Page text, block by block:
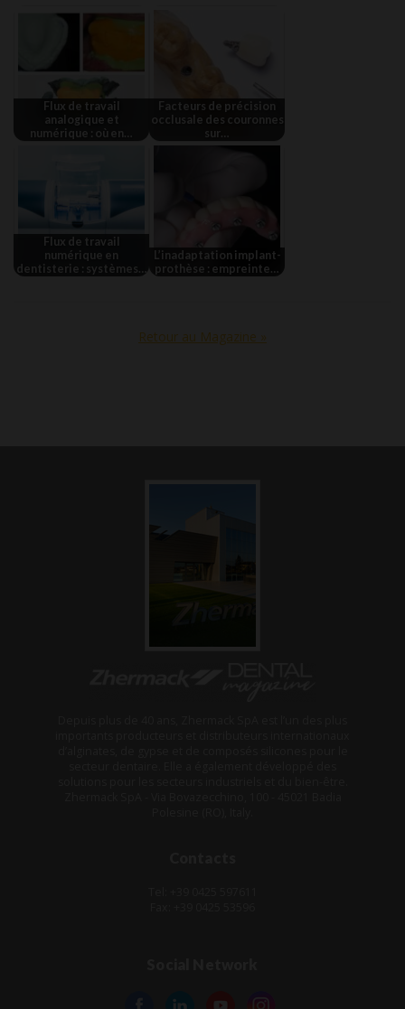
Flux de travail
analogique et
numérique : où en…
Facteurs de précision
occlusale des couronnes
sur…
Flux de travail
numérique en
dentisterie : systèmes…
L’inadaptation implant-
prothèse : empreinte…
Retour au Magazine »